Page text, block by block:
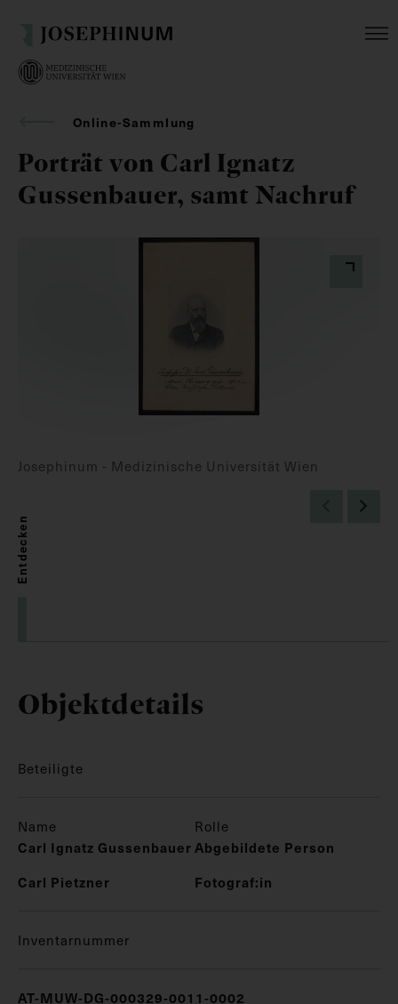
Online-Sammlung
Porträt von Carl Ignatz
Gussenbauer, samt Nachruf
Josephinum - Medizinische Universität Wien
Entdecken
Objektdetails
Beteiligte
Name Rolle
Carl Ignatz Gussenbauer Abgebildete Person
Carl Pietzner
Fotograf:in
Inventarnummer
AT-MUW-DG-000329-0011-0002